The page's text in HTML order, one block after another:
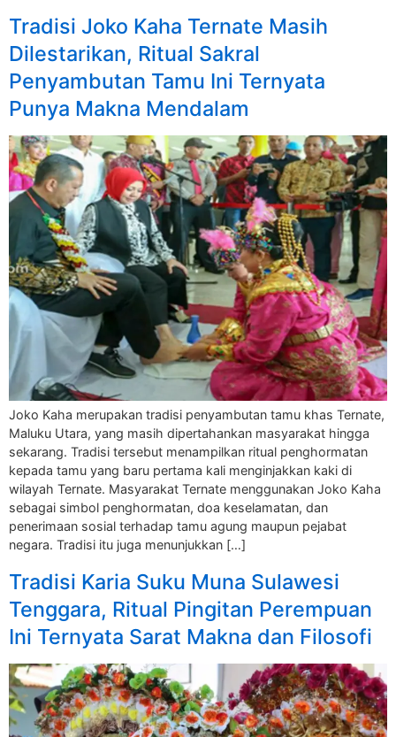
Tradisi Joko Kaha Ternate Masih
Dilestarikan, Ritual Sakral
Penyambutan Tamu Ini Ternyata
Punya Makna Mendalam
Joko Kaha merupakan tradisi penyambutan tamu khas Ternate,
Maluku Utara, yang masih dipertahankan masyarakat hingga
sekarang. Tradisi tersebut menampilkan ritual penghormatan
kepada tamu yang baru pertama kali menginjakkan kaki di
wilayah Ternate. Masyarakat Ternate menggunakan Joko Kaha
sebagai simbol penghormatan, doa keselamatan, dan
penerimaan sosial terhadap tamu agung maupun pejabat
negara. Tradisi itu juga menunjukkan […]
Tradisi Karia Suku Muna Sulawesi
Tenggara, Ritual Pingitan Perempuan
Ini Ternyata Sarat Makna dan Filosofi